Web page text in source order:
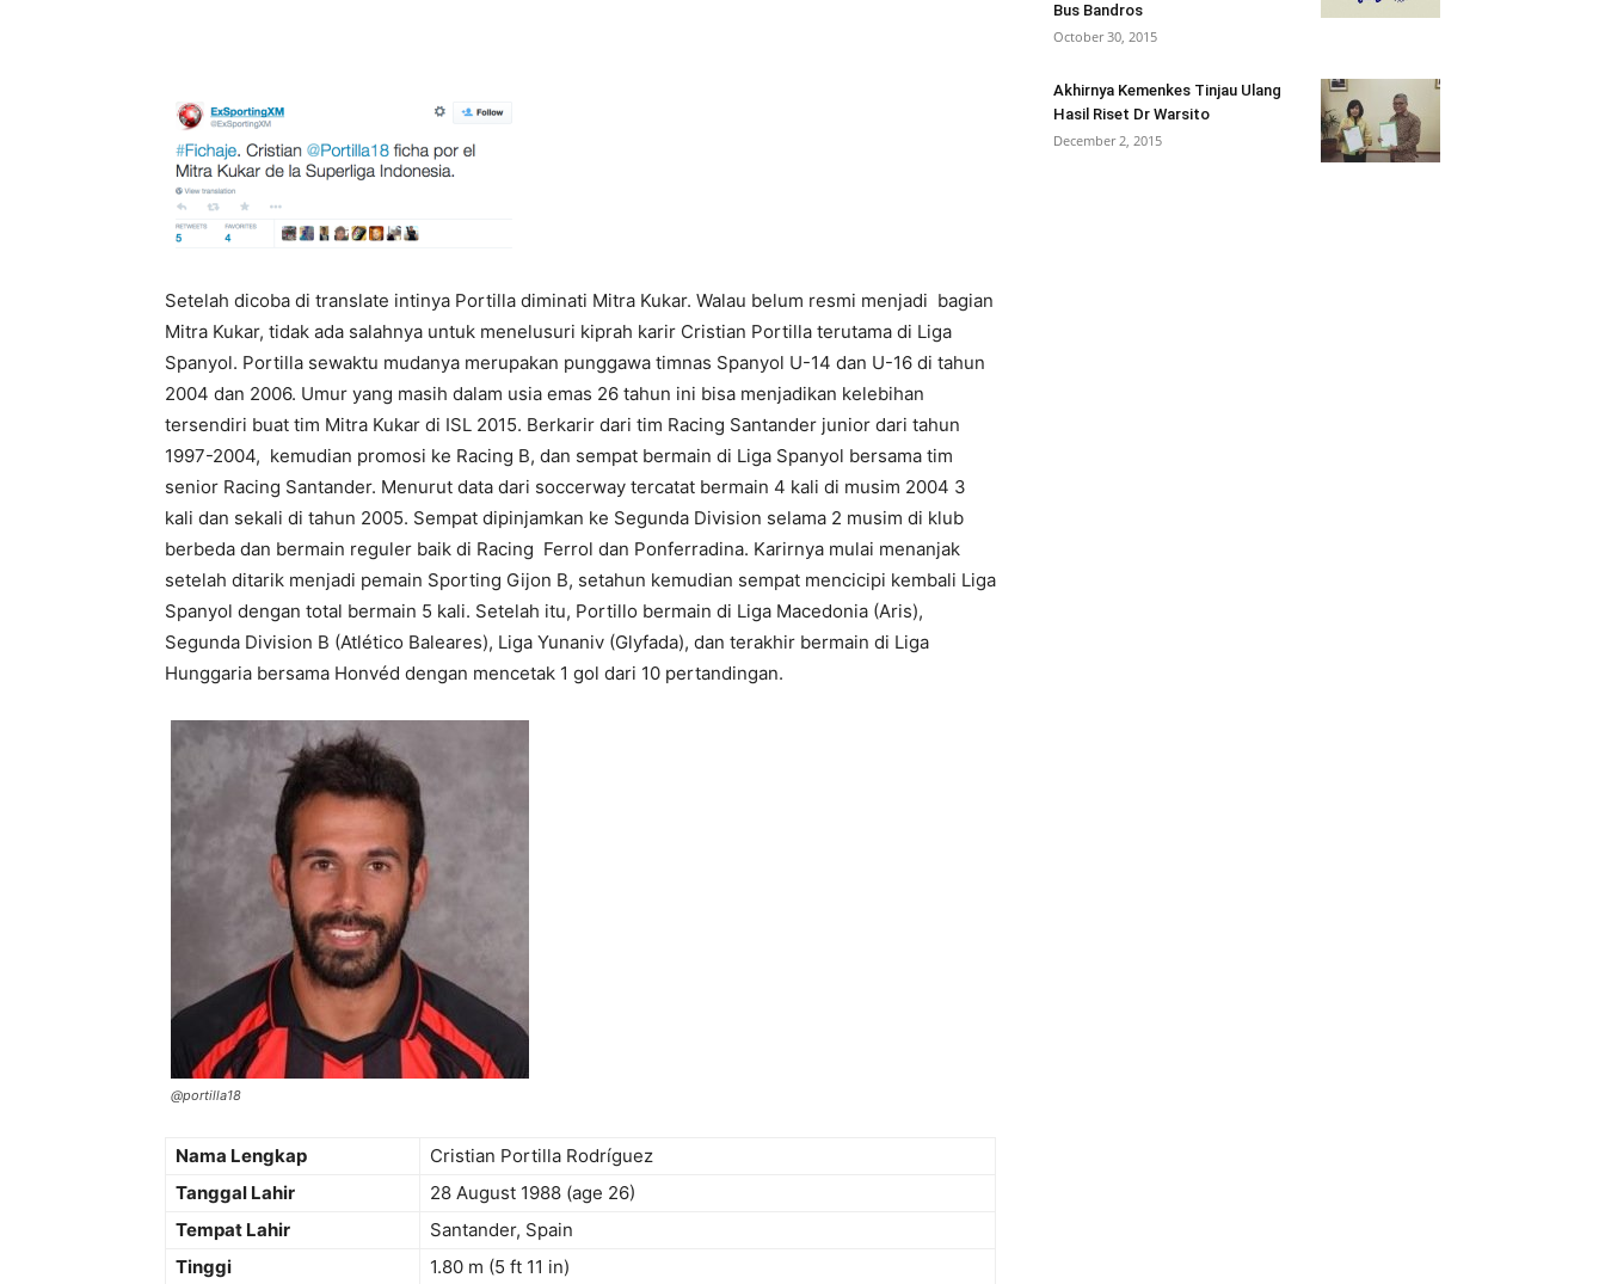
Setelah dicoba di translate intinya Portilla diminati Mitra Kukar. Walau belum resmi menjadi bagian
Mitra Kukar, tidak ada salahnya untuk menelusuri kiprah karir Cristian Portilla terutama di Liga
Spanyol. Portilla sewaktu mudanya merupakan punggawa timnas Spanyol U-14 dan U-16 di tahun
2004 dan 2006. Umur yang masih dalam usia emas 26 tahun ini bisa menjadikan kelebihan
tersendiri buat tim Mitra Kukar di ISL 2015. Berkarir dari tim Racing Santander junior dari tahun
1997-2004, kemudian promosi ke Racing B, dan sempat bermain di Liga Spanyol bersama tim
senior Racing Santander. Menurut data dari soccerway tercatat bermain 4 kali di musim 2004 3
kali dan sekali di tahun 2005. Sempat dipinjamkan ke Segunda Division selama 2 musim di klub
berbeda dan bermain reguler baik di Racing Ferrol dan Ponferradina. Karirnya mulai menanjak
setelah ditarik menjadi pemain Sporting Gijon B, setahun kemudian sempat mencicipi kembali Liga
Spanyol dengan total bermain 5 kali. Setelah itu, Portillo bermain di Liga Macedonia (Aris),
Segunda Division B (Atlético Baleares), Liga Yunaniv (Glyfada), dan terakhir bermain di Liga
Hunggaria bersama Honvéd dengan mencetak 1 gol dari 10 pertandingan.
@portilla18
Nama Lengkap
Cristian Portilla Rodríguez
Tanggal Lahir
28 August 1988 (age 26)
Tempat Lahir
Santander, Spain
Tinggi
1.80 m (5 ft 11 in)
Bus Bandros
October 30, 2015
Akhirnya Kemenkes Tinjau Ulang
Hasil Riset Dr Warsito
December 2, 2015